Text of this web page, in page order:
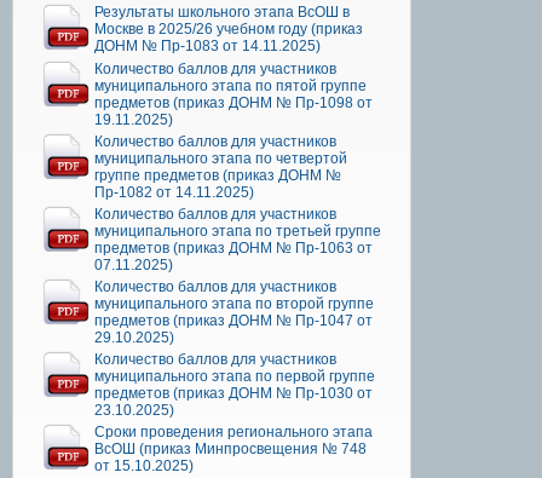
Результаты школьного этапа ВсОШ в
Москве в 2025/26 учебном году (приказ
ДОНМ № Пр-1083 от 14.11.2025)
Количество баллов для участников
муниципального этапа по пятой группе
предметов (приказ ДОНМ № Пр-1098 от
19.11.2025)
Количество баллов для участников
муниципального этапа по четвертой
группе предметов (приказ ДОНМ №
Пр-1082 от 14.11.2025)
Количество баллов для участников
муниципального этапа по третьей группе
предметов (приказ ДОНМ № Пр-1063 от
07.11.2025)
Количество баллов для участников
муниципального этапа по второй группе
предметов (приказ ДОНМ № Пр-1047 от
29.10.2025)
Количество баллов для участников
муниципального этапа по первой группе
предметов (приказ ДОНМ № Пр-1030 от
23.10.2025)
Сроки проведения регионального этапа
ВсОШ (приказ Минпросвещения № 748
от 15.10.2025)